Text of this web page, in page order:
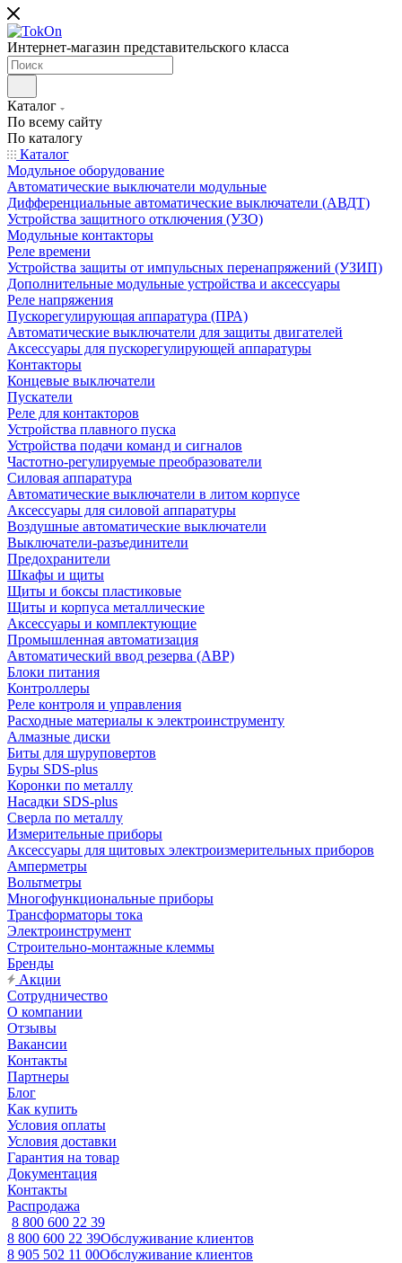
Интернет-магазин представительского класса
Каталог
По всему сайту
По каталогу
Каталог
Модульное оборудование
Автоматические выключатели модульные
Дифференциальные автоматические выключатели (АВДТ)
Устройства защитного отключения (УЗО)
Модульные контакторы
Реле времени
Устройства защиты от импульсных перенапряжений (УЗИП)
Дополнительные модульные устройства и аксессуары
Реле напряжения
Пускорегулирующая аппаратура (ПРА)
Автоматические выключатели для защиты двигателей
Аксессуары для пускорегулирующей аппаратуры
Контакторы
Концевые выключатели
Пускатели
Реле для контакторов
Устройства плавного пуска
Устройства подачи команд и сигналов
Частотно-регулируемые преобразователи
Силовая аппаратура
Автоматические выключатели в литом корпусе
Аксессуары для силовой аппаратуры
Воздушные автоматические выключатели
Выключатели-разъединители
Предохранители
Шкафы и щиты
Щиты и боксы пластиковые
Щиты и корпуса металлические
Аксессуары и комплектующие
Промышленная автоматизация
Автоматический ввод резерва (АВР)
Блоки питания
Контроллеры
Реле контроля и управления
Расходные материалы к электроинструменту
Алмазные диски
Биты для шуруповертов
Буры SDS-plus
Коронки по металлу
Насадки SDS-plus
Сверла по металлу
Измерительные приборы
Аксессуары для щитовых электроизмерительных приборов
Амперметры
Вольтметры
Многофункциональные приборы
Трансформаторы тока
Электроинструмент
Строительно-монтажные клеммы
Бренды
Акции
Сотрудничество
О компании
Отзывы
Вакансии
Контакты
Партнеры
Блог
Как купить
Условия оплаты
Условия доставки
Гарантия на товар
Документация
Контакты
Распродажа
8 800 600 22 39
8 800 600 22 39Обслуживание клиентов
8 905 502 11 00Обслуживание клиентов